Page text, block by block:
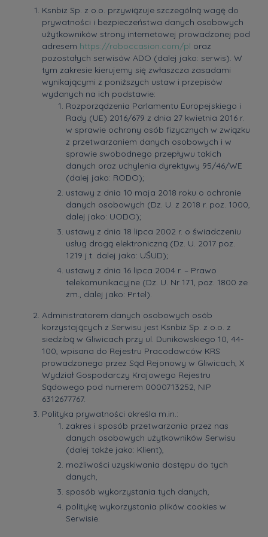
Ksnbiz Sp. z o.o. przywiązuje szczególną wagę do
prywatności i bezpieczeństwa danych osobowych
użytkowników strony internetowej prowadzonej pod
adresem https://roboccasion.com/pl oraz
pozostałych serwisów ADO (dalej jako: serwis). W
tym zakresie kierujemy się zwłaszcza zasadami
wynikającymi z poniższych ustaw i przepisów
wydanych na ich podstawie:
Rozporządzenia Parlamentu Europejskiego i
Rady (UE) 2016/679 z dnia 27 kwietnia 2016 r.
w sprawie ochrony osób fizycznych w związku
z przetwarzaniem danych osobowych i w
sprawie swobodnego przepływu takich
danych oraz uchylenia dyrektywy 95/46/WE
(dalej jako: RODO);
ustawy z dnia 10 maja 2018 roku o ochronie
danych osobowych (Dz. U. z 2018 r. poz. 1000,
dalej jako: UODO);
ustawy z dnia 18 lipca 2002 r. o świadczeniu
usług drogą elektroniczną (Dz. U. 2017 poz.
1219 j.t. dalej jako: UŚUD);
ustawy z dnia 16 lipca 2004 r. – Prawo
telekomunikacyjne (Dz. U. Nr 171, poz. 1800 ze
zm., dalej jako: Pr.tel).
Administratorem danych osobowych osób
korzystających z Serwisu jest Ksnbiz Sp. z o.o. z
siedzibą w Gliwicach przy ul. Dunikowskiego 10, 44-
100, wpisana do Rejestru Pracodawców KRS
prowadzonego przez Sąd Rejonowy w Gliwicach, X
Wydział Gospodarczy Krajowego Rejestru
Sądowego pod numerem 0000713252, NIP
6312677767.
Polityka prywatności określa m.in.:
zakres i sposób przetwarzania przez nas
danych osobowych użytkowników Serwisu
(dalej także jako: Klient),
możliwości uzyskiwania dostępu do tych
danych,
sposób wykorzystania tych danych,
politykę wykorzystania plików cookies w
Serwisie.